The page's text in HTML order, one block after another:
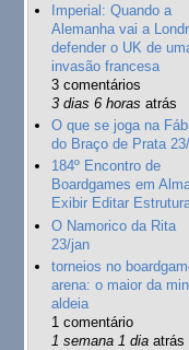
Imperial: Quando a
Alemanha vai a
defender o UK de
invasão francesa
3 comentários
3 dias 6 horas atrás
O que se joga na
do Braço de Prata
184º Encontro de
Boardgames em
Exibir Editar
O Namorico da Rita
23/jan
torneios no
arena: o maior da
aldeia
1 comentário
1 semana 1 diaatrás